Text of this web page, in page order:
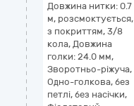
Довжина нитки: 0.7
м, розсмоктується,
з покриттям, 3/8
кола, Довжина
голки: 24.0 мм,
Зворотньо-ріжуча,
Одно-голкова, без
петлі, без насічки,